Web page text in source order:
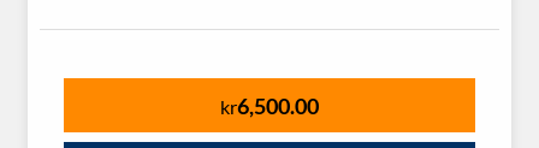
kr6,500.00